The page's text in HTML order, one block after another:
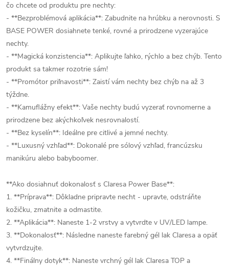
čo chcete od produktu pre nechty:
- **Bezproblémová aplikácia**: Zabudnite na hrúbku a nerovnosti. S
BASE POWER dosiahnete tenké, rovné a prirodzene vyzerajúce
nechty.
- **Magická konzistencia**: Aplikujte ľahko, rýchlo a bez chýb. Tento
produkt sa takmer rozotrie sám!
- **Promótor priľnavosti**: Zaistí vám nechty bez chýb na až 3
týždne.
- **Kamuflážny efekt**: Vaše nechty budú vyzerať rovnomerne a
prirodzene bez akýchkoľvek nesrovnalostí.
- **Bez kyselín**: Ideálne pre citlivé a jemné nechty.
- **Luxusný vzhľad**: Dokonalé pre sólový vzhľad, francúzsku
manikúru alebo babyboomer.
**Ako dosiahnuť dokonalosť s Claresa Power Base**:
1. **Príprava**: Dôkladne pripravte necht - upravte, odstráňte
kožičku, zmatnite a odmastite.
2. **Aplikácia**: Naneste 1-2 vrstvy a vytvrdte v UV/LED lampe.
3. **Dokonalosť**: Následne naneste farebný gél lak Claresa a opäť
vytvrdzujte.
4. **Finálny dotyk**: Naneste vrchný gél lak Claresa TOP a